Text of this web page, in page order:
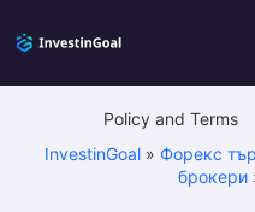
Policy and Terms
InvestinGoal» Форекс
брокери